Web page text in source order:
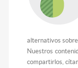
alternativos
Nuestros
compartirlos,